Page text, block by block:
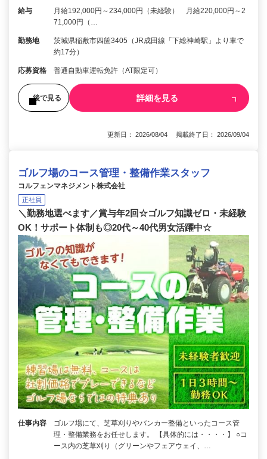
給与
月給192,000円～234,000円（未経験） 月給220,000円～2
71,000円（…
勤務地
茨城県稲敷市四箇3405（JR成田線「下総神崎駅」より車で
約17分）
応募資格 普通自動車運転免許（AT限定可）
後で見る 詳細を見る
更新日： 2026/08/04 掲載終了日： 2026/09/04
ゴルフ場のコース管理・整備作業スタッフ
コルフェンマネジメント株式会社
正社員
＼勤務地選べます／賞与年2回☆ゴルフ知識ゼロ・未経験
OK！サポート体制も◎20代～40代男女活躍中☆
仕事内容
ゴルフ場にて、芝草刈りやバンカー整備といったコース管
理・整備業務をお任せします。 【具体的には・・・・】 ○コ
ース内の芝草刈り（グリーンやフェアウェイ、…